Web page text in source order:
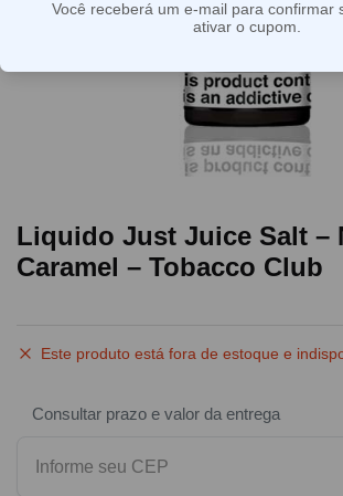
Liquido Just Juice Salt –
Caramel – Tobacco Club
Este produto está fora de estoque e
Consultar prazo e valor da entrega
Você receberá um e-mail para confirmar
ativar o cupom.